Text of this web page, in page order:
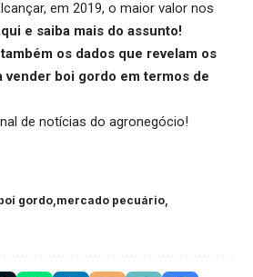
em 2019, o maior valor nos
e saiba mais do assunto!
os dados que revelam os
vender boi gordo em termos de
de notícias do agronegócio!
gordo mercado pecuário